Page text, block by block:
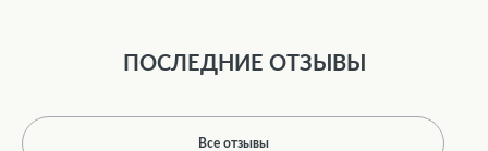
ПОСЛЕДНИЕ ОТЗЫВЫ
Все отзывы